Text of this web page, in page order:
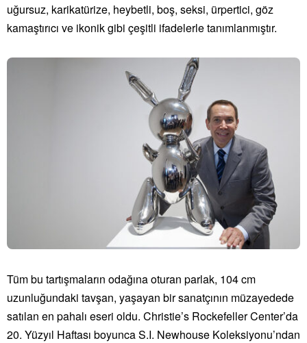
uğursuz, karikatürize, heybetli, boş, seksi, ürpertici, göz
kamaştırıcı ve ikonik gibi çeşitli ifadelerle tanımlanmıştır.
Tüm bu tartışmaların odağına oturan parlak, 104 cm
uzunluğundaki tavşan, yaşayan bir sanatçının müzayedede
satılan en pahalı eseri oldu. Christie’s Rockefeller Center’da
20. Yüzyıl Haftası boyunca S.I. Newhouse Koleksiyonu’ndan